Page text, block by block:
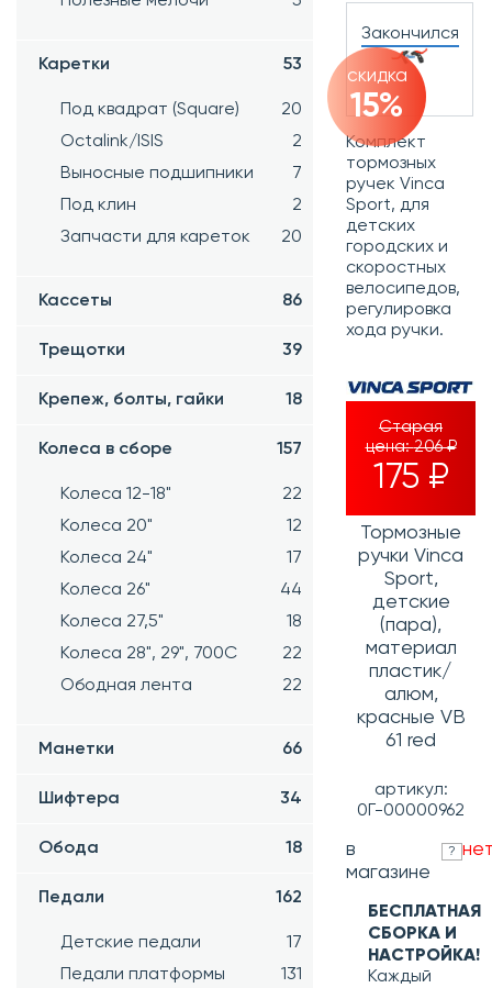
Каретки 53
Под квадрат (Square)
20
Octalink/ISIS
2
Выносные подшипники
7
Под клин
2
Запчасти для кареток
20
Кассеты 86
Трещотки 39
Крепеж, болты, гайки 18
Колеса в сборе 157
Колеса 12-18"
22
Колеса 20"
12
Колеса 24"
17
Колеса 26"
44
Колеса 27,5"
18
Колеса 28", 29", 700С
22
Ободная лента
22
Манетки 66
Шифтера 34
Обода 18
Педали 162
Детские педали
17
Педали платформы
131
Закончился
скидка
15%
Комплект
тормозных
ручек Vinca
Sport, для
детских
городских и
скоростных
велосипедов,
регулировка
хода ручки.
Старая
цена:206 ₽
175 ₽
Тормозные
ручки Vinca
Sport,
детские
(пара),
материал
пластик/
алюм,
красные VB
61 red
артикул:
0Г-00000962
в
магазине
?
БЕСПЛАТНАЯ
СБОРКА И
НАСТРОЙКА!
Каждый